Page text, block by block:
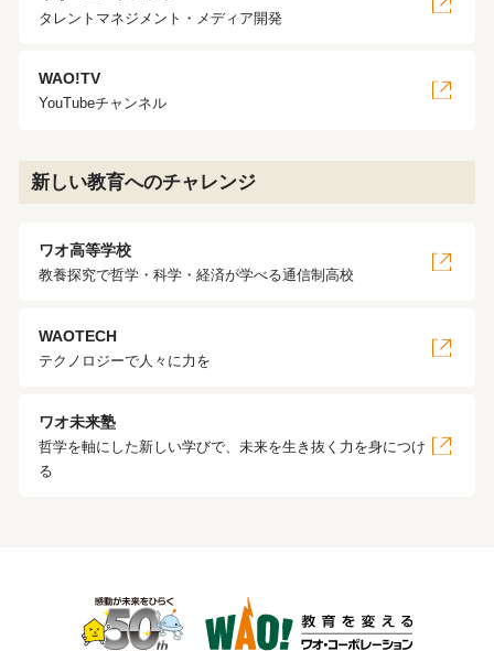
タレントマネジメント・メディア開発
WAO!TV
YouTubeチャンネル
新しい教育へのチャレンジ
ワオ高等学校
教養探究で哲学・科学・経済が学べる通信制高校
WAOTECH
テクノロジーで人々に力を
ワオ未来塾
哲学を軸にした新しい学びで、未来を生き抜く力を身につけ
る